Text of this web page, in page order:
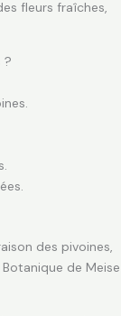
fleurs fraîches,
?
des pivoines,
de Meise